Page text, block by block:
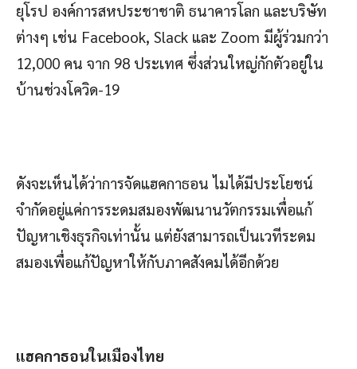
ยุโรป องค์การสหประชาชาติ ธนาคารโลก และบริษัท
ต่างๆ เช่น Facebook, Slack และ Zoom มีผู้ร่วมกว่า
12,000 คน จาก 98 ประเทศ ซึ่งส่วนใหญ่กักตัวอยู่ใน
บ้านช่วงโควิด-19
ดังจะเห็นได้ว่าการจัดแฮคกาธอน ไมได้มีประโยชน์
จำกัดอยู่แค่การระดมสมองพัฒนานวัตกรรมเพื่อแก้
ปัญหาเชิงธุรกิจเท่านั้น แต่ยังสามารถเป็นเวทีระดม
สมองเพื่อแก้ปัญหาให้กับภาคสังคมได้อีกด้วย
แฮคกาธอนในเมืองไทย